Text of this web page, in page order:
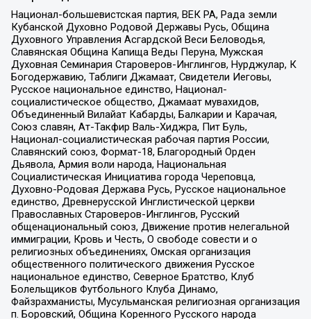
Национал-большевистская партия, ВЕК РА, Рада земли
Кубанской Духовно Родовой Державы Русь, Община
Духовного Управления Асгардской Веси Беловодья,
Славянская Община Капища Веды Перуна, Мужская
Духовная Семинария Староверов-Инглингов, Нурджулар, К
Богодержавию, Таблиги Джамаат, Свидетели Иеговы,
Русское национальное единство, Национал-
социалистическое общество, Джамаат мувахидов,
Объединенный Вилайат Кабарды, Балкарии и Карачая,
Союз славян, Ат-Такфир Валь-Хиджра, Пит Буль,
Национал-социалистическая рабочая партия России,
Славянский союз, Формат-18, Благородный Орден
Дьявола, Армия воли народа, Национальная
Социалистическая Инициатива города Череповца,
Духовно-Родовая Держава Русь, Русское национальное
единство, Древнерусской Инглистической церкви
Православных Староверов-Инглингов, Русский
общенациональный союз, Движение против нелегальной
иммиграции, Кровь и Честь, О свободе совести и о
религиозных объединениях, Омская организация
общественного политического движения Русское
национальное единство, Северное Братство, Клуб
Болельщиков Футбольного Клуба Динамо,
Файзрахманисты, Мусульманская религиозная организация
п. Боровский, Община Коренного Русского народа